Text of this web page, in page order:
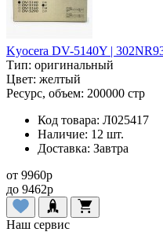
Kyocera DV-5140Y |
Тип: оригинальный
Цвет: желтый
Ресурс, объем: 200000 стр
Код товара: Л025417
Наличие: 12 шт.
Доставка: Завтра
от 9960p
до 9462p
Наш сервис